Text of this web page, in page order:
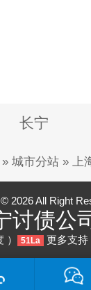
长宁
城市分站» 上
2026 All Right
讨债公
） 51La 更多支持